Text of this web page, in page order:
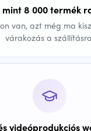
mint 8 000 termék
van, azt még ma
várakozás a
videóprodukciós